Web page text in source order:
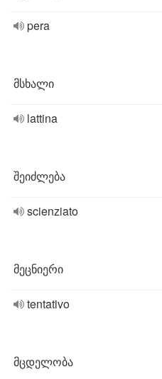
pera
მსხალი
lattina
შეიძლება
scienziato
მეცნიერი
tentativo
მცდელობა